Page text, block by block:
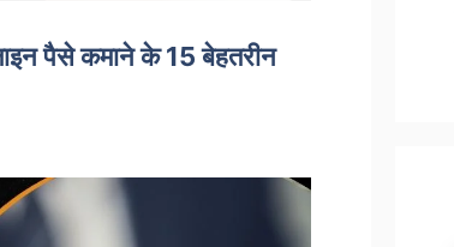
पैसे कमाने के 15 बेहतरीन